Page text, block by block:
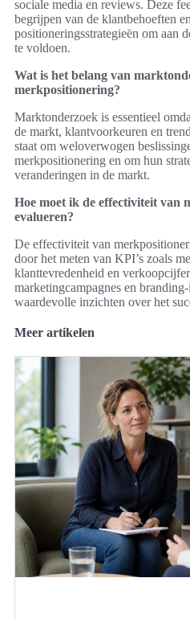
sociale media en reviews. Deze
begrijpen van de klantbehoeften
positioneringsstrategieën om aan
te voldoen.
Wat is het belang van
merkpositionering?
Marktonderzoek is essentieel
de markt, klantvoorkeuren en
staat om weloverwogen
merkpositionering en om hun
veranderingen in de markt.
Hoe moet ik de effectiviteit van
evalueren?
De effectiviteit van
door het meten van KPI’s zoals
klanttevredenheid en
marketingcampagnes en
waardevolle inzichten over het
Meer artikelen